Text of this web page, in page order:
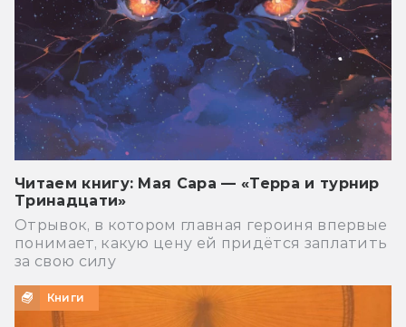
Читаем книгу: Мая Сара — «Терра и турнир
Тринадцати»
Отрывок, в котором главная героиня впервые
понимает, какую цену ей придётся заплатить
за свою силу
Книги